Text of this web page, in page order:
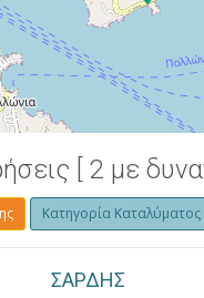
[ 2 με
Κατηγορία Καταλύματος
ΣΑΡΔΗΣ